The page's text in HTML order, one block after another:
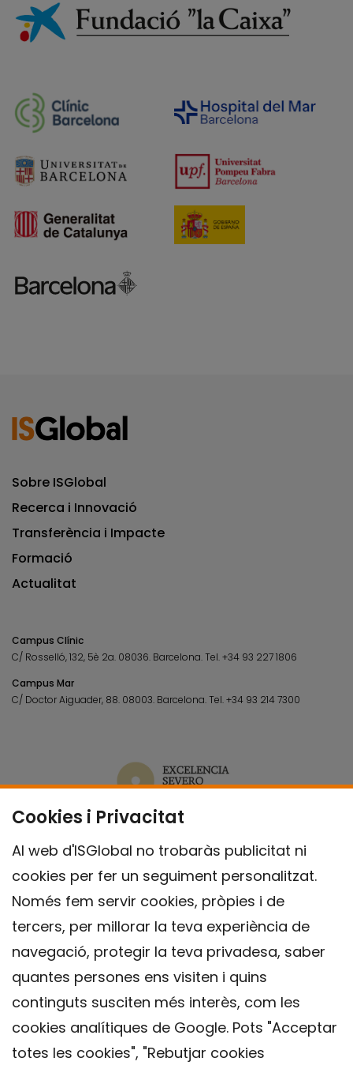
Cookies i Privacitat
Al web d'ISGlobal no trobaràs publicitat ni
cookies per fer un seguiment personalitzat.
Només fem servir cookies, pròpies i de
tercers, per millorar la teva experiència de
navegació, protegir la teva privadesa, saber
quantes persones ens visiten i quins
continguts susciten més interès, com les
cookies analítiques de Google. Pots "Acceptar
totes les cookies", "Rebutjar cookies
Sobre ISGlobal
Recerca i Innovació
Transferència i Impacte
Formació
Actualitat
Campus Clínic
C/ Rosselló, 132, 5è 2a. 08036. Barcelona.Tel.+34 93 227 1806
Campus Mar
C/ Doctor Aiguader, 88. 08003. Barcelona.Tel.+34 93 214 7300